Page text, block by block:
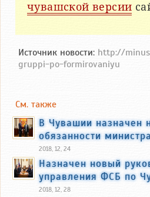
чувашской версии
Источник новости: http://
gruppi-po-formirovaniyu
См. также
В Чувашии назначен
обязанности
2018, 12, 24
Назначен новый
управления ФСБ по
2018, 12, 28